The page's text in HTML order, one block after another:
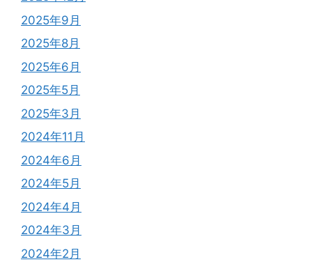
2025年9月
2025年8月
2025年6月
2025年5月
2025年3月
2024年11月
2024年6月
2024年5月
2024年4月
2024年3月
2024年2月